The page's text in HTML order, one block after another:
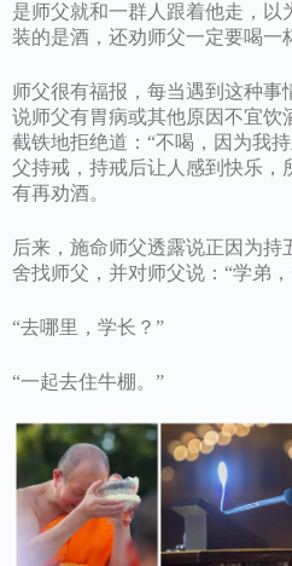
是师父就和一群人跟着他走，以
装的是酒，还劝师父一定要喝一
师父很有福报，每当遇到这种事
说师父有胃病或其他原因不宜饮
截铁地拒绝道：“不喝，因为我
父持戒，持戒后让人感到快乐，
有再劝酒。
后来，施命师父透露说正因为持
舍找师父，并对师父说：“学弟
“去哪里，学长？”
“一起去住牛棚。”